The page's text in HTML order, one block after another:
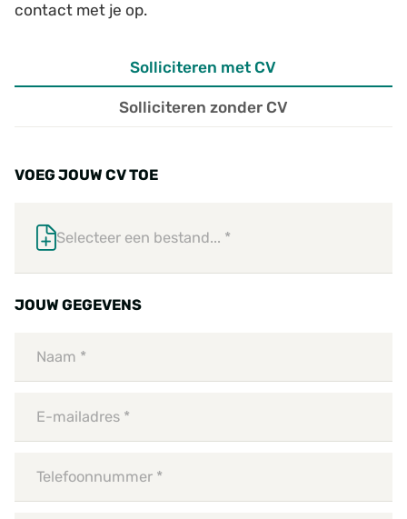
contact met je op.
Solliciteren met CV
Solliciteren zonder CV
VOEG JOUW CV TOE
Selecteer een bestand... *
JOUW GEGEVENS